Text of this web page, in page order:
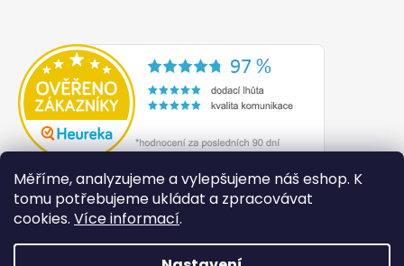
Měříme, analyzujeme a vylepšujeme náš eshop. K
tomu potřebujeme ukládat a zpracovávat
cookies. Více informací.